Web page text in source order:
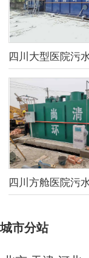
城市分站